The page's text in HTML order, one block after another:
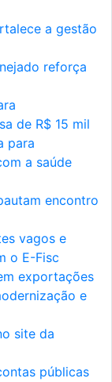
a gestão
reforça
de R$ 15 mil
para
a saúde
encontro
vagos e
o E-Fisc
exportações
e
site da
públicas